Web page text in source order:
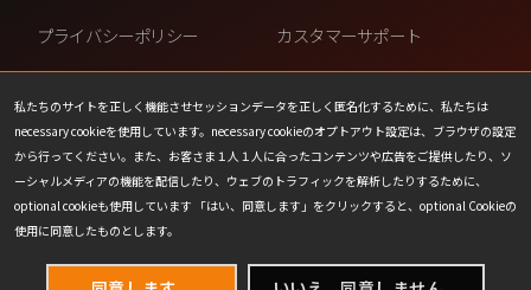
私たちのサイトを正しく機能させセッションデータを正しく匿名化するために、私たちは
necessary cookieを使用しています。necessary cookieのオプトアウト設定は、ブラウザの設定
から行ってください。また、お客さま１人１人に合ったコンテンツや広告をご提供したり、ソ
ーシャルメディアの機能を配信したり、ウェブのトラフィックを解析したりするために、
optional cookieも使用しています 「はい、同意します」をクリックすると、optional Cookieの
使用に同意したものとします。
プライバシーポリシー
カスタマーサポート
ファンコンテンツ・ポリシー
個人情報の販売や共有を許可し
ない
COOKIE
プレスリリース
会社情報
お問い合わせ